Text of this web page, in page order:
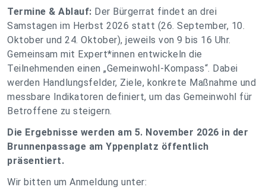
Termine & Ablauf: Der Bürgerrat findet an drei
Samstagen im Herbst 2026 statt (26. September, 10.
Oktober und 24. Oktober), jeweils von 9 bis 16 Uhr.
Gemeinsam mit Expert*innen entwickeln die
Teilnehmenden einen „Gemeinwohl-Kompass“. Dabei
werden Handlungsfelder, Ziele, konkrete Maßnahme und
messbare Indikatoren definiert, um das Gemeinwohl für
Betroffene zu steigern.
Die Ergebnisse werden am 5. November 2026 in der
Brunnenpassage am Yppenplatz öffentlich
präsentiert.
Wir bitten um Anmeldung unter: